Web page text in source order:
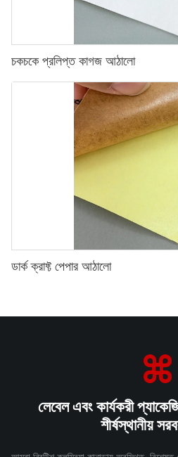
চকচকে প্রলিপ্ত কাগজ আঠালো
ডার্ক ক্রাফ্ট পেপার আঠালো
লেবেল এবং কার্যকরী
শীর্ষস্থানীয়